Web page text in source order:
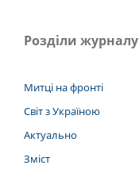
Розділи журналу
Митці на фронті
Світ з Україною
Актуально
Зміст